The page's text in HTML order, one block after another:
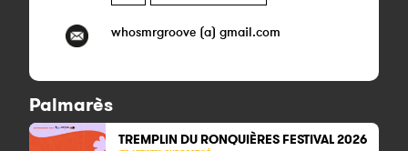
whosmrgroove (a) gmail.com
Palmarès
TREMPLIN DU RONQUIÈRES FESTIVAL 2026